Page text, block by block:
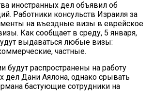
иностранных дел объявил об
Работники консульств Израиля за
на въездные визы в еврейское
Как сообщает в среду, 5 января,
выдаваться любые визы:
частные.
будут распространены на работу
дел Дани Аялона, однако срывать
бастующие сотрудники на